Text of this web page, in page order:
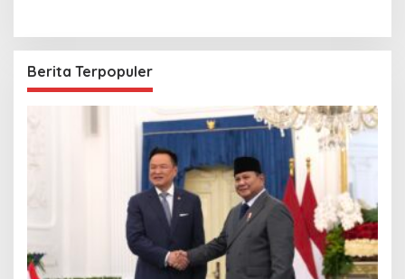
Berita Terpopuler